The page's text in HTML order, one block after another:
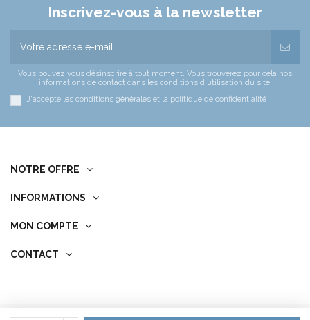
Inscrivez-vous à la newsletter
Vous pouvez vous désinscrire à tout moment. Vous trouverez pour cela nos
informations de contact dans les conditions d'utilisation du site.
J'accepte les conditions générales et la politique de confidentialité
NOTRE OFFRE
INFORMATIONS
MON COMPTE
CONTACT